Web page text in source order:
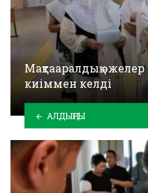
Мақтааралдық
киіммен келді
АЛДЫҢҒЫ